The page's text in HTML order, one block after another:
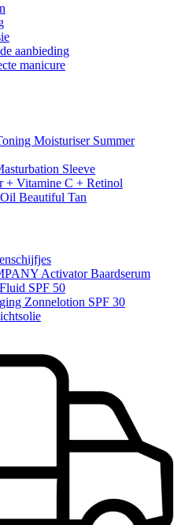
aanbieding
manicure
Moisturiser Summer
Sleeve
+ Vitamine C + Retinol
Beautiful Tan
Activator Baardserum
SPF 50
Zonnelotion SPF 30